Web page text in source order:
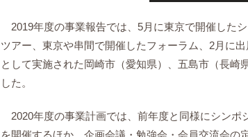
2019年度の事業報告では、5月に東京で開催した
ツアー、東京や串間で開催したフォーラム、2月に
として実施された岡崎市（愛知県）、五島市（長崎
した。
2020年度の事業計画では、前年度と同様にシンポ
を開催するほか、企画会議・勉強会・会員交流会